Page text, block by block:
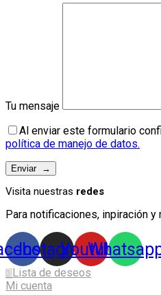
Tu mensaje
Al enviar este formulario
política de manejo de datos.
Visita nuestras redes
Para notificaciones, inpiración y
Instagram
Youtube
0 Lista de deseos
Mi cuenta